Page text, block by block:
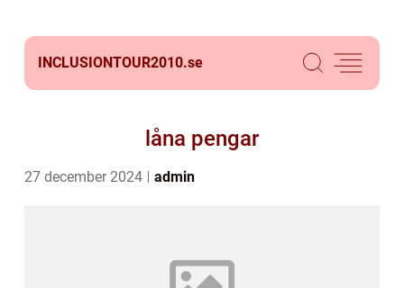
INCLUSIONTOUR2010.se
låna pengar
27 december 2024 admin